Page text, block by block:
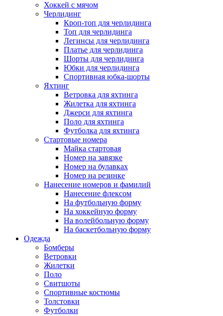
Хоккей с мячом
Черлидинг
Кроп-топ для черлидинга
Топ для черлидинга
Легинсы для черлидинга
Платье для черлидинга
Шорты для черлидинга
Юбки для черлидинга
Спортивная юбка-шорты
Яхтинг
Ветровка для яхтинга
Жилетка для яхтинга
Джерси для яхтинга
Поло для яхтинга
Футболка для яхтинга
Стартовые номера
Майка стартовая
Номер на завязке
Номер на булавках
Номер на резинке
Нанесение номеров и фамилий
Нанесение флексом
На футбольную форму
На хоккейную форму
На волейбольную форму
На баскетбольную форму
Одежда
Бомберы
Ветровки
Жилетки
Поло
Свитшоты
Спортивные костюмы
Толстовки
Футболки